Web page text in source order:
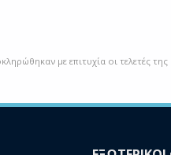
με επιτυχία οι τελετές